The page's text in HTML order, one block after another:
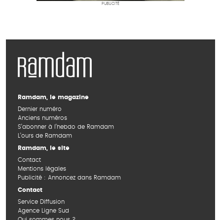
PUBLICITÉ
Ramdam, le magazine
Dernier numéro
Anciens numéros
S’abonner à l’hebdo de Ramdam
L’ours de Ramdam
Ramdam, le site
Contact
Mentions légales
Publicité : Annoncez dans Ramdam
Contact
Service Diffusion
Agence Ligne Sud